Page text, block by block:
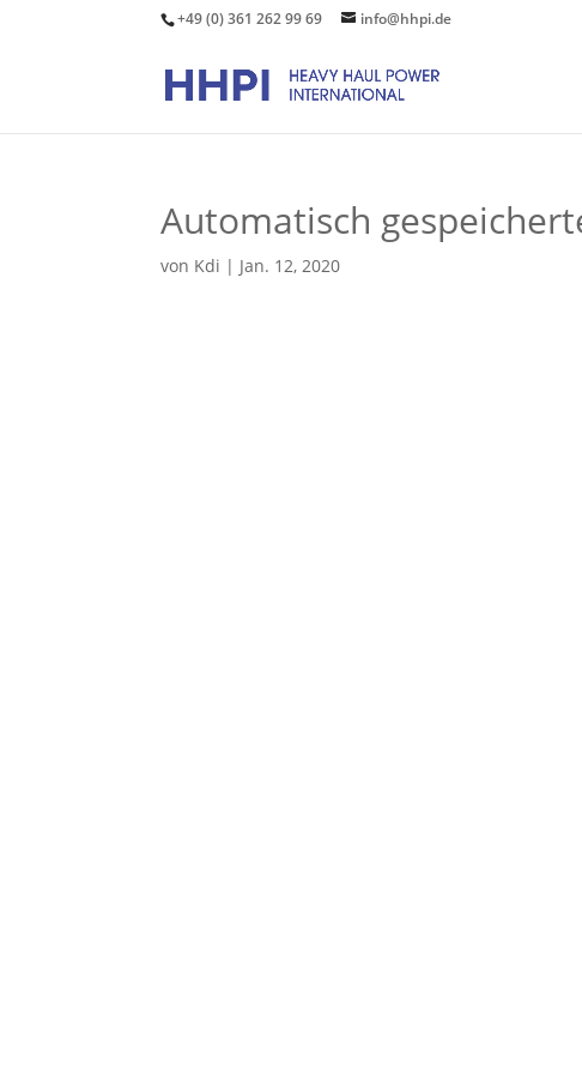
+49 (0) 361 262 99 69 info@hhpi.de
Automatisch
von Kdi | Jan. 12, 2020